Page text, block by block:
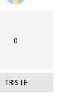
0
TRISTE